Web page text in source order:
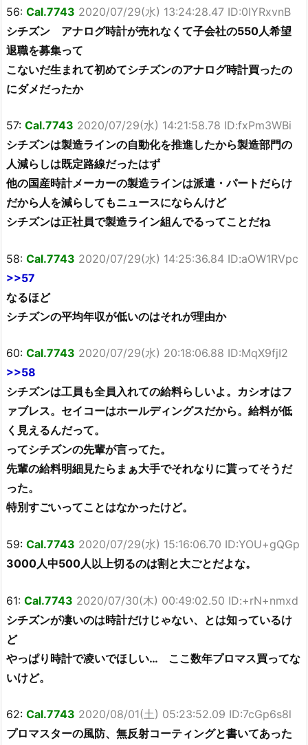
56: Cal.7743 2020/07/29(水) 13:24:28.47 ID:0IYRxvnB
シチズン アナログ時計が売れなくて子会社の550人希望
退職を募集って
こないだ生まれて初めてシチズンのアナログ時計買ったの
にダメだったか
57: Cal.7743 2020/07/29(水) 14:21:58.78 ID:fxPm3WBi
シチズンは製造ラインの自動化を推進したから製造部門の
人減らしは既定路線だったはず
他の国産時計メーカーの製造ラインは派遣・パートだらけ
だから人を減らしてもニュースにならんけど
シチズンは正社員で製造ライン組んでるってことだね
58: Cal.7743 2020/07/29(水) 14:25:36.84 ID:aOW1RVpc
>>57
なるほど
シチズンの平均年収が低いのはそれが理由か
60: Cal.7743 2020/07/29(水) 20:18:06.88 ID:MqX9fjI2
>>58
シチズンは工員も全員入れての給料らしいよ。カシオはフ
ァブレス。セイコーはホールディングスだから。給料が低
く見えるんだって。
ってシチズンの先輩が言ってた。
先輩の給料明細見たらまぁ大手でそれなりに貰ってそうだ
った。
特別すごいってことはなかったけど。
59: Cal.7743 2020/07/29(水) 15:16:06.70 ID:YOU+gQGp
3000人中500人以上切るのは割と大ごとだよな。
61: Cal.7743 2020/07/30(木) 00:49:02.50 ID:+rN+nmxd
シチズンが凄いのは時計だけじゃない、とは知っているけ
ど
やっぱり時計で凌いでほしい… ここ数年プロマス買ってな
いけど。
62: Cal.7743 2020/08/01(土) 05:23:52.09 ID:7cGp6s8l
プロマスターの風防、無反射コーティングと書いてあった